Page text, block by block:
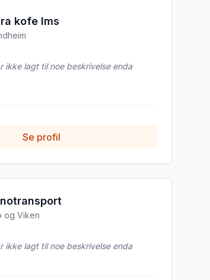
kofe Ims
ikke lagt til noe beskrivelse enda
Se profil
og Viken
ikke lagt til noe beskrivelse enda